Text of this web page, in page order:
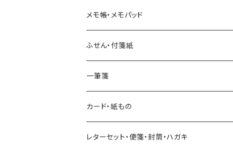
和紙
透明クリア
Hutte paper works （プロペラスタジオ）
ネクタイ
透明クリアテープ
柄・モチーフで選ぶ（マステ）
いちご・ストロベリー
マインドウェイブ
フレークシール
パピアプラッツ（作家もの）
ヨハク
ステッカーシール
マインドウェイブ
田村美紀
立体シール
メモ帳・メモパッド
ヨハク
HUTTE PAPER WORKS
表現社（作家もの）
星燈社
ふせん・付箋紙
ヨハク
HUTTE PAPER WORKS
古川紙工
一筆箋
カード・紙もの
レターセット・便箋・封筒・ハガキ